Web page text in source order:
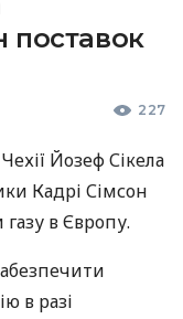
поставок
227
Йозеф Сікела
Кадрі Сімсон
в Європу.
в разі